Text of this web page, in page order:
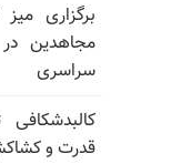
برگزاری
مجاهدین
سراسری
قدرت و